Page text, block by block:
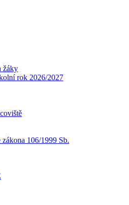
žáky
rok 2026/2027
106/1999 Sb.